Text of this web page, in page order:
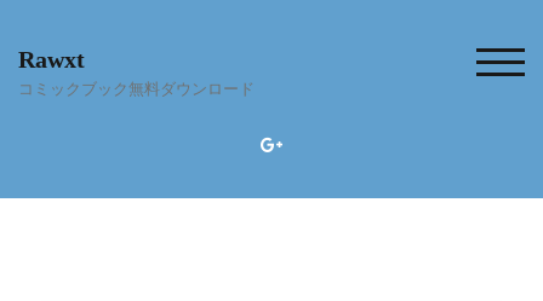
content
Rawxt
コミックブック無料ダウンロード